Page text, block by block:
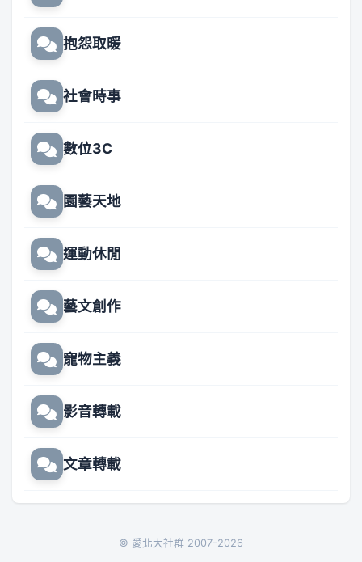
抱怨取暖
社會時事
數位3C
園藝天地
運動休閒
藝文創作
寵物主義
影音轉載
文章轉載
© 愛北大社群 2007-2026